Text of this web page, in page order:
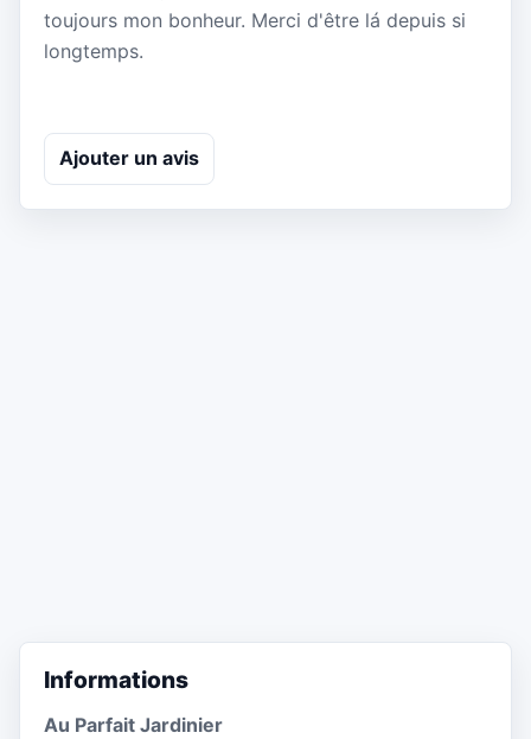
toujours mon bonheur. Merci d'être lá depuis si
longtemps.
Ajouter un avis
Informations
Au Parfait Jardinier